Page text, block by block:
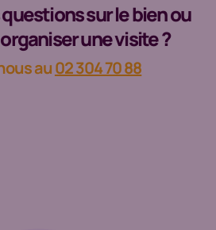
sur le bien ou
une visite ?
au02 304 70 88